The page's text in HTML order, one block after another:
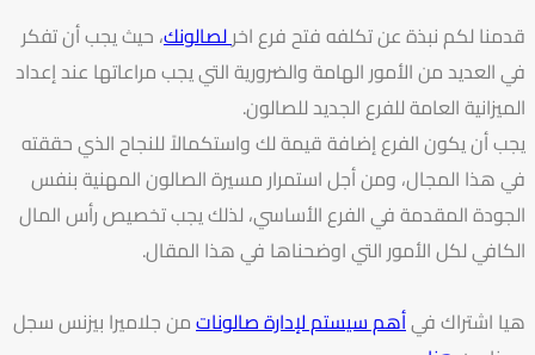
قدمنا لكم نبذة عن تكلفه فتح فرع اخرلصالونك، حيث يجب أن تفكر
في العديد من الأمور الهامة والضرورية التي يجب مراعاتها عند إعداد
الميزانية العامة للفرع الجديد للصالون.
يجب أن يكون الفرع إضافة قيمة لك واستكمالاً للنجاح الذي حققته
في هذا المجال، ومن أجل استمرار مسيرة الصالون المهنية بنفس
الجودة المقدمة في الفرع الأساسي، لذلك يجب تخصيص رأس المال
الكافي لكل الأمور التي اوضحناها في هذا المقال.
هيا اشتراك فيأهم سيستم لإدارة صالوناتمن جلاميرا بيزنس سجل